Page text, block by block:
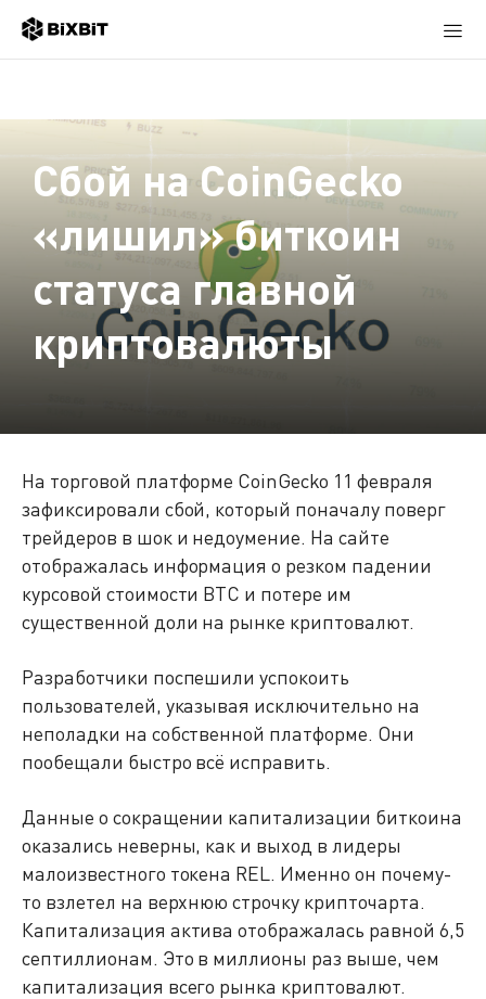
Сбой на CoinGecko
«лишил» биткоин
статуса главной
криптовалюты
На торговой платформе CoinGecko 11 февраля
зафиксировали сбой, который поначалу поверг
трейдеров в шок и недоумение. На сайте
отображалась информация о резком падении
курсовой стоимости BTC и потере им
существенной доли на рынке криптовалют.
Разработчики поспешили успокоить
пользователей, указывая исключительно на
неполадки на собственной платформе. Они
пообещали быстро всё исправить.
Данные о сокращении капитализации биткоина
оказались неверны, как и выход в лидеры
малоизвестного токена REL. Именно он почему-
то взлетел на верхнюю строчку крипточарта.
Капитализация актива отображалась равной 6,5
септиллионам. Это в миллионы раз выше, чем
капитализация всего рынка криптовалют.